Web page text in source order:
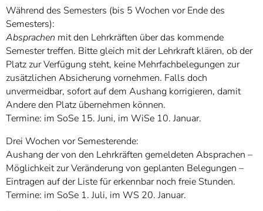
Während des Semesters (bis 5 Wochen vor Ende des
Semesters):
Absprachen mit den Lehrkräften über das kommende
Semester treffen. Bitte gleich mit der Lehrkraft klären, ob der
Platz zur Verfügung steht, keine Mehrfachbelegungen zur
zusätzlichen Absicherung vornehmen. Falls doch
unvermeidbar, sofort auf dem Aushang korrigieren, damit
Andere den Platz übernehmen können.
Termine: im SoSe 15. Juni, im WiSe 10. Januar.
Drei Wochen vor Semesterende:
Aushang der von den Lehrkräften gemeldeten Absprachen –
Möglichkeit zur Veränderung von geplanten Belegungen –
Eintragen auf der Liste für erkennbar noch freie Stunden.
Termine: im SoSe 1. Juli, im WS 20. Januar.